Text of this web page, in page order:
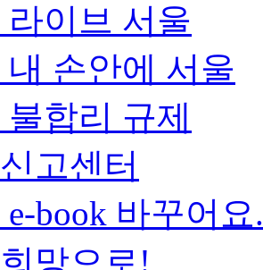
라이브 서울
내 손안에 서울
불합리 규제
신고센터
e-book 바꾸어요.
희망으로!